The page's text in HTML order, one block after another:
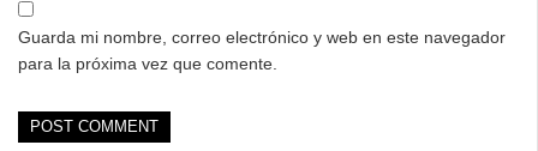
Guarda mi nombre, correo electrónico y web en este navegador
para la próxima vez que comente.